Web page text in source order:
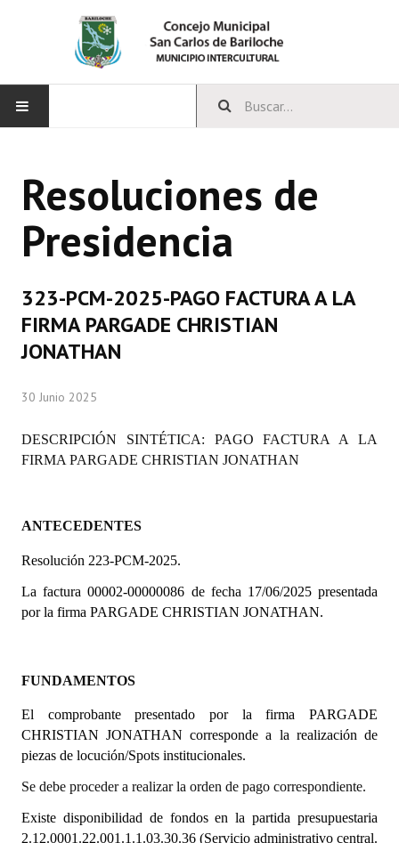
CONCEJO
Bloques Políticos
Comisiones Permanentes
Comisiones Especiales
LEGISLACIÓN
Constitución Provincial
Carta Orgánica 2007
Reglamento Interno
Organigrama
DOCUMENTOS
Informes de Gestión
Proyectos Presentados
Dictámenes Asesoría Letrada
Resoluciones de
Presidencia
323-PCM-2025-PAGO FACTURA A LA
FIRMA PARGADE CHRISTIAN
JONATHAN
30 Junio 2025
DESCRIPCIÓN SINTÉTICA: PAGO FACTURA A LA
FIRMA PARGADE CHRISTIAN JONATHAN
ANTECEDENTES
Resolución 223-PCM-2025.
La factura 00002-00000086 de fecha 17/06/2025 presentada
por la firma PARGADE CHRISTIAN JONATHAN.
FUNDAMENTOS
El comprobante presentado por la firma PARGADE
CHRISTIAN JONATHAN corresponde a la realización de
piezas de locución/Spots institucionales.
Se debe proceder a realizar la orden de pago correspondiente.
Existe disponibilidad de fondos en la partida presupuestaria
2.12.0001.22.001.1.1.03.30.36 (Servicio administrativo central.